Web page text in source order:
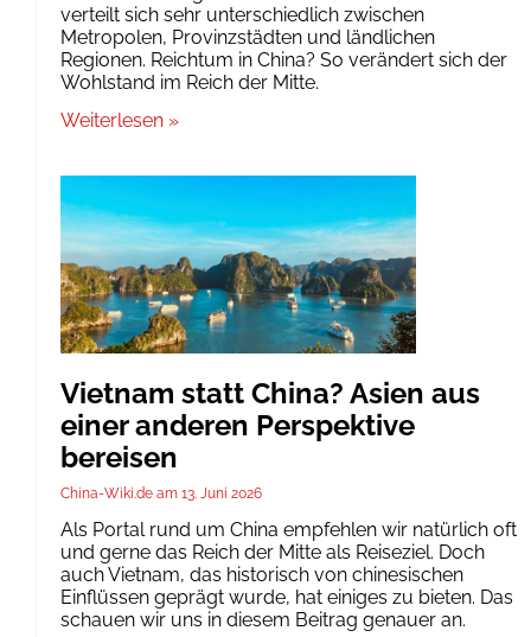
verteilt sich sehr unterschiedlich zwischen
Metropolen, Provinzstädten und ländlichen
Regionen. Reichtum in China? So verändert sich der
Wohlstand im Reich der Mitte.
Weiterlesen »
Vietnam statt China? Asien aus
einer anderen Perspektive
bereisen
China-Wiki.de 13. Juni 2026
Als Portal rund um China empfehlen wir natürlich oft
und gerne das Reich der Mitte als Reiseziel. Doch
auch Vietnam, das historisch von chinesischen
Einflüssen geprägt wurde, hat einiges zu bieten. Das
schauen wir uns in diesem Beitrag genauer an.